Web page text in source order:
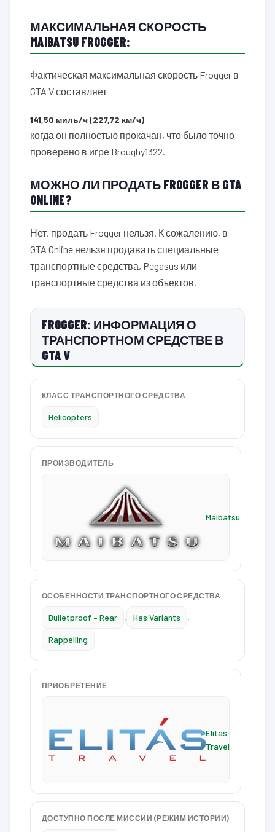
МАКСИМАЛЬНАЯ СКОРОСТЬ
MAIBATSU FROGGER:
Фактическая максимальная скорость Frogger в
GTA V составляет
141,50 миль/ч (227,72 км/ч)
когда он полностью прокачан, что было точно
проверено в игре Broughy1322.
МОЖНО ЛИ ПРОДАТЬ FROGGER В GTA
ONLINE?
Нет, продать Frogger нельзя. К сожалению, в
GTA Online нельзя продавать специальные
транспортные средства, Pegasus или
транспортные средства из объектов.
FROGGER: ИНФОРМАЦИЯ О
ТРАНСПОРТНОМ СРЕДСТВЕ В
GTA V
КЛАСС ТРАНСПОРТНОГО СРЕДСТВА
Helicopters
ПРОИЗВОДИТЕЛЬ
Maibatsu
ОСОБЕННОСТИ ТРАНСПОРТНОГО СРЕДСТВА
Bulletproof – Rear , Has Variants ,
Rappelling
ПРИОБРЕТЕНИЕ
Elitás
Travel
ДОСТУПНО ПОСЛЕ МИССИИ (РЕЖИМ ИСТОРИИ)